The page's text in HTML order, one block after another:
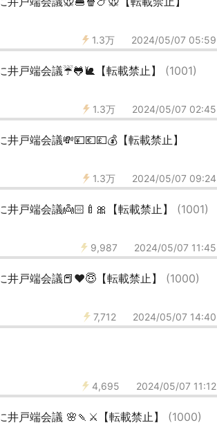
1.3万 2024/05/07 05:59
戸端会議☔️🐸🐌【転載禁止】 (1001)
1.3万 2024/05/07 02:45
戸端会議💸💴💶💷💰【転載禁止】
1.3万 2024/05/07 09:24
戸端会議👼🏻🍼🎀【転載禁止】 (1001)
9,987 2024/05/07 11:45
井戸端会議📕❤️😇【転載禁止】 (1000)
7,712 2024/05/07 14:40
4,695 2024/05/07 11:12
井戸端会議 🌸🍡⚔️【転載禁止】 (1000)